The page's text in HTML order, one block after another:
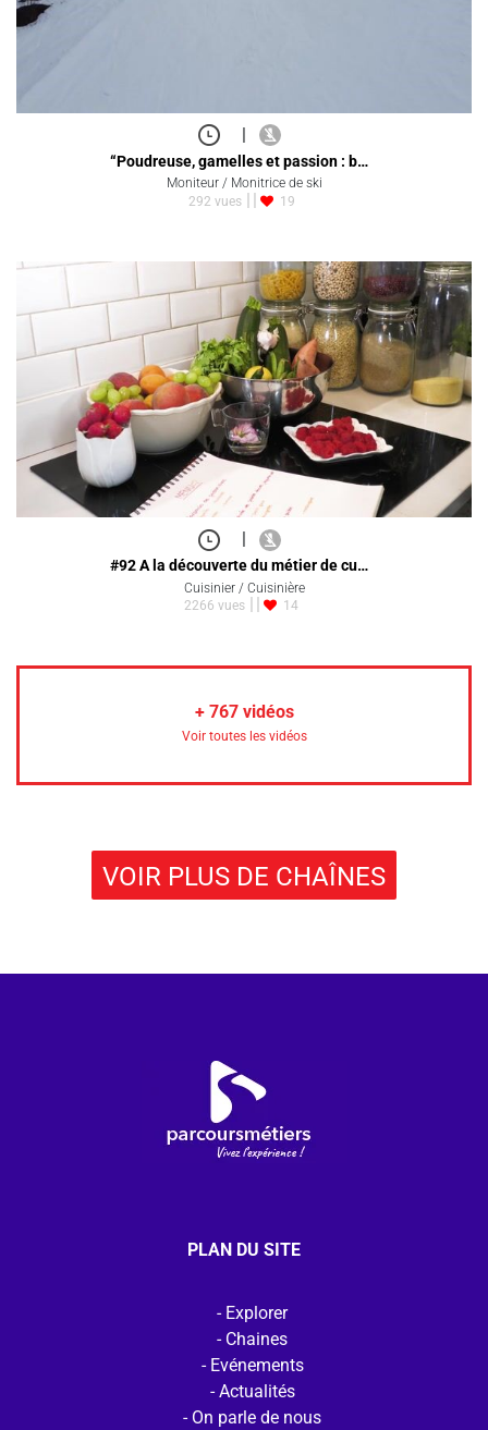
|
“Poudreuse, gamelles et passion : b…
Moniteur / Monitrice de ski
292 vues
19
#92 A la découverte du métier de cu…
Cuisinier / Cuisinière
2266 vues
14
+ 767vidéos
Voir toutes les vidéos
VOIR PLUS DE CHAÎNES
PLAN DU SITE
Explorer
Chaines
Evénements
Actualités
On parle de nous